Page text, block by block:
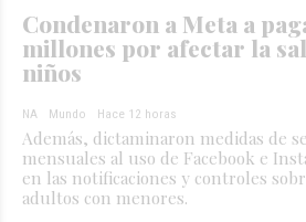
Condenaron a Meta a
millones por afectar la
niños
NA Mundo Hace 12 horas
Además, dictaminaron medidas de
mensuales al uso de Facebook e
en las notificaciones y controles
adultos con menores.